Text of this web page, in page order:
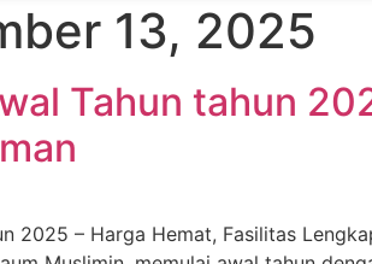
13, 2025
Tahun tahun
2025 – Harga Hemat, Fasilitas